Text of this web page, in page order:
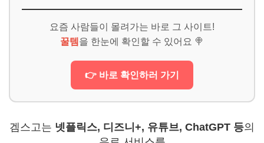
요즘 사람들이 몰려가는 바로 그 사이트!
꿀템 을 한눈에 확인할 수 있어요 🍭
👉 바로 확인하러 가기
겜스고는 넷플릭스, 디즈니+, 유튜브, ChatGPT 등의